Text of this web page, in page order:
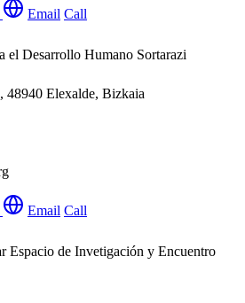
Email Call
el Desarrollo Humano Sortarazi
48940 Elexalde, Bizkaia
Email Call
Espacio de Invetigación y Encuentro